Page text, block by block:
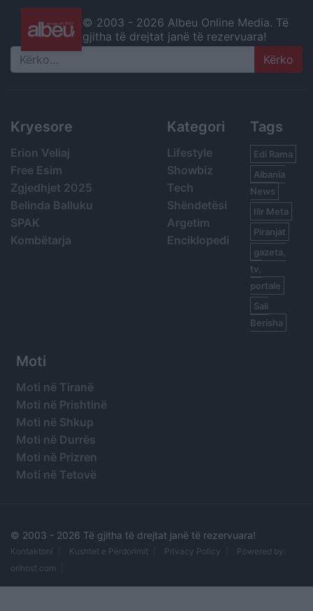
© 2003 - 2026 Albeu Online Media. Të
gjitha të drejtat janë të rezervuara!
Search
Kryesore
Erion Veliaj
Free Esim
Zgjedhjet 2025
Belinda Balluku
SPAK
Kombëtarja
Kategori
Lifestyle
Showbiz
Tech
Shëndetësi
Argetim
Enciklopedi
Tags
Edi Rama
Albania
News
Ilir Meta
Piranjat
gazeta,
tv,
portale
Sali
Berisha
Moti
Moti në Tiranë
Moti në Prishtinë
Moti në Shkup
Moti në Durrës
Moti në Prizren
Moti në Tetovë
© 2003 - 2026 Të gjitha të drejtat janë të rezervuara!
Kontaktoni Kushtet e Përdorimit Privacy Policy
Powered by:
orihost.com